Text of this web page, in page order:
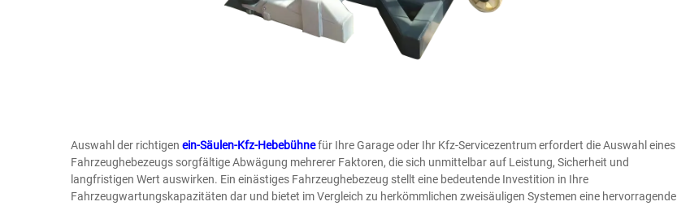
Auswahl der richtigen ein-Säulen-Kfz-Hebebühnefür Ihre Garage oder Ihr Kfz-Servicezentrum erfordert die Auswahl eines
Fahrzeughebezeugs sorgfältige Abwägung mehrerer Faktoren, die sich unmittelbar auf Leistung, Sicherheit und
langfristigen Wert auswirken. Ein einästiges Fahrzeughebezeug stellt eine bedeutende Investition in Ihre
Fahrzeugwartungskapazitäten dar und bietet im Vergleich zu herkömmlichen zweisäuligen Systemen eine hervorragende